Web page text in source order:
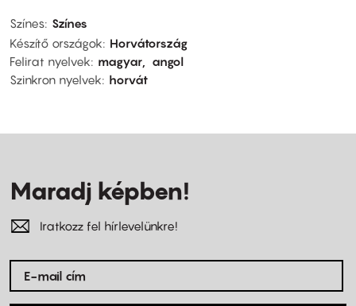
Színes Színes
Készítő országok
Horvátország
Felirat nyelvek
magyar
angol
Szinkron nyelvek
horvát
Maradj képben!
Iratkozz fel hírlevelünkre!